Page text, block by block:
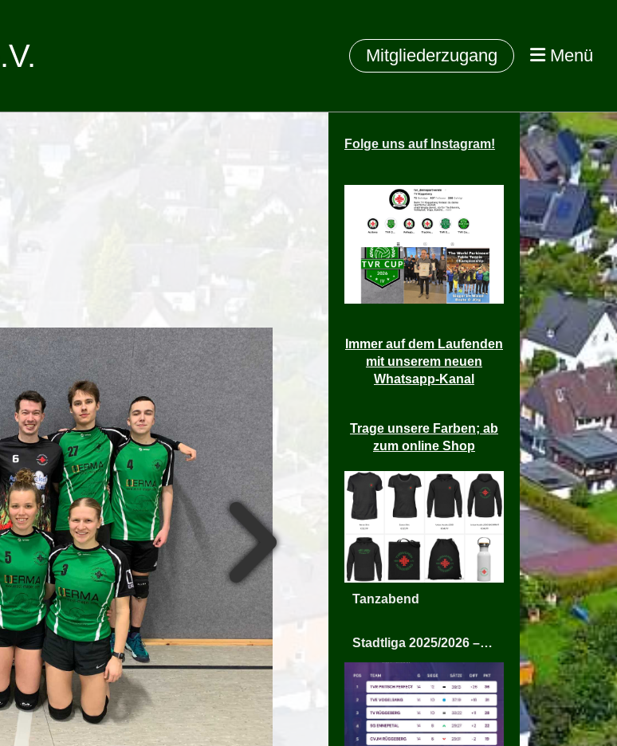
Mitgliederzugang Menü
Folge uns auf Instagram!
Immer auf dem Laufenden
mit unserem neuen
Whatsapp-Kanal
Trage unsere Farben; ab
zum online Shop
Tanzabend
Stadtliga 2025/2026 – TV Rüggeberg Mixed